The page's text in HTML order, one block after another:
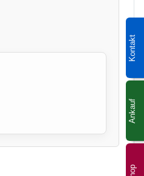
Kontakt
Ankauf